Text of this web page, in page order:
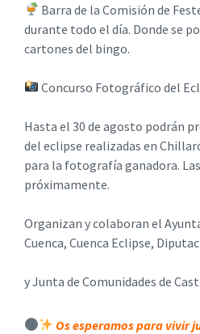
Barra de la Comisión de
durante todo el día. Donde se
cartones del bingo.
Concurso Fotográfico del
Hasta el 30 de agosto podrán
del eclipse realizadas en
para la fotografía ganadora.
próximamente.
Organizan y colaboran el
Cuenca, Cuenca Eclipse,
y Junta de Comunidades de
Os esperamos para vivir